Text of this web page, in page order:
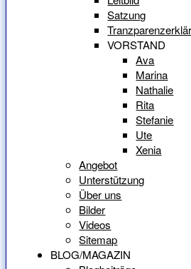
Satzung
VORSTAND
Ava
Marina
Nathalie
Rita
Stefanie
Ute
Xenia
Angebot
Unterstützung
Über uns
Bilder
Videos
Sitemap
BLOG/MAGAZIN